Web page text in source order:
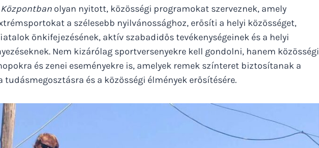
olyan nyitott, közösségi programokat szerveznek, amely
a szélesebb nyilvánossághoz, erősíti a helyi közösséget,
önkifejezésének, aktív szabadidős tevékenységeinek és a helyi
Nem kizárólag sportversenyekre kell gondolni, hanem közösségi
és zenei eseményekre is, amelyek remek színteret biztosítanak a
tudásmegosztásra és a közösségi élmények erősítésére.